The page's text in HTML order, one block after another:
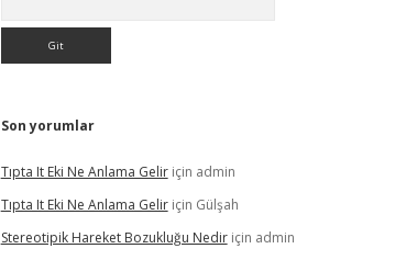
Son yorumlar
Tıpta It Eki Ne Anlama Geliriçin admin
Tıpta It Eki Ne Anlama Geliriçin Gülşah
Stereotipik Hareket Bozukluğu Nediriçin admin